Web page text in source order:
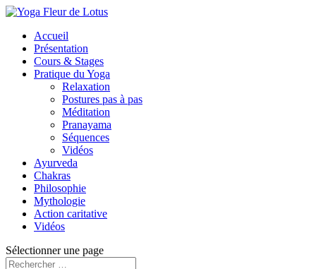
Accueil
Présentation
Cours & Stages
Pratique du Yoga
Relaxation
Postures pas à pas
Méditation
Pranayama
Séquences
Vidéos
Ayurveda
Chakras
Philosophie
Mythologie
Action caritative
Vidéos
Sélectionner une page